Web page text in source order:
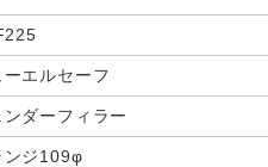
ーエルセーフ
ンダーフィラー
ンジ109φ